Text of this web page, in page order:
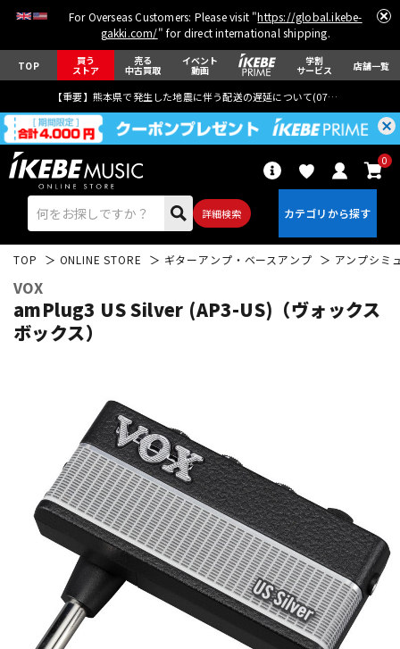
For Overseas Customers: Please visit "https://global.ikebe-
gakki.com/" for direct international shipping.
TOP 買う
ストア
売る
中古買取
イベント
動画
学割
サービス 店舗一覧
【重要】熊本県で発生した地震に伴う配送の遅延について(07月29日
詳細検索
0
ベース
ドラム パーカッション
キーボード 電子ピアノ
管楽器 その他楽器
TOP ONLINE STORE ギターアンプ・ベースアンプ アンプシミ
VOX
amPlug3 US Silver (AP3-US)（ヴォックス
ボックス）